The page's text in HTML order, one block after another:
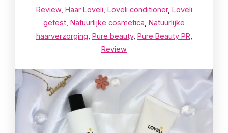
Review, Haar Loveli, Loveli conditioner, Loveli
getest, Natuurlijke cosmetica, Natuurlijke
haarverzorging, Pure beauty, Pure Beauty PR,
Review